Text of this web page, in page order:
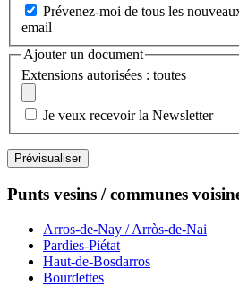
Prévenez-moi de tous les
email
Ajouter un document
Extensions autorisées : toutes
Je veux recevoir la Newsletter
Punts vesins / communes
Arros-de-Nay / Arròs-de-Nai
Pardies-Piétat
Haut-de-Bosdarros
Bourdettes